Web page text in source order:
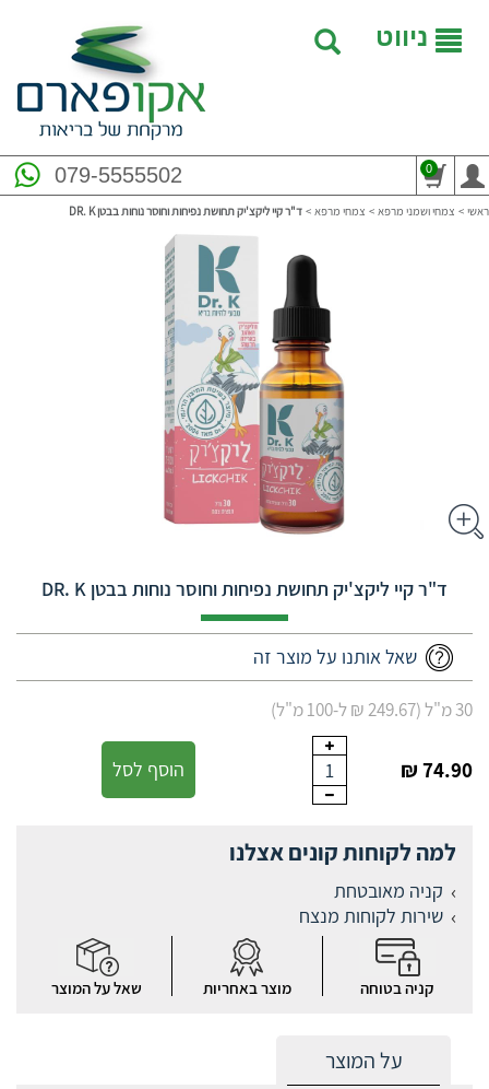
ניווט
079-5555502 0
ראשי > צמחי ושמני מרפא > צמחי מרפא > ד"ר קיי ליקצ'יק תחושת נפיחות וחוסר נוחות בבטן DR. K
ד"ר קיי ליקצ'יק תחושת נפיחות וחוסר נוחות בבטן DR. K
שאל אותנו על מוצר זה
30 מ"ל (249.67 ₪ ל-100 מ"ל)
74.90 ₪
1 הוסף לסל
למה לקוחות קונים אצלנו
קניה מאובטחת
שירות לקוחות מנצח
קניה בטוחה מוצר באחריות שאל על המוצר
על המוצר